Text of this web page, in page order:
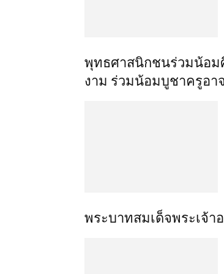
พุทธศาสนิกชนร่วมน้อม
งาม ร่วมน้อมบูชาครูอา
พระบาทสมเด็จพระเจ้า